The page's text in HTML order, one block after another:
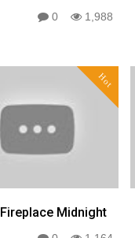
0 1,988
Hot
Midnight